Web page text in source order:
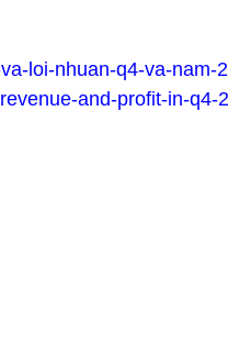
loi-nhuan-q4-va-nam-
and-profit-in-q4-